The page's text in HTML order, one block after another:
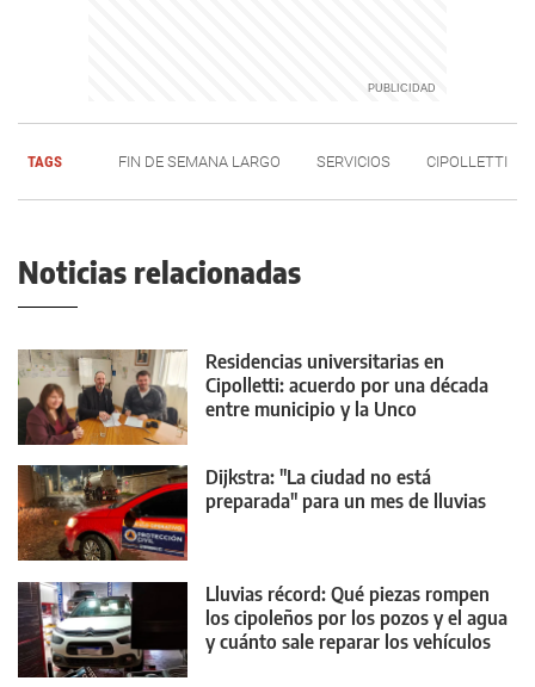
TAGS FIN DE SEMANA LARGO SERVICIOS CIPOLLETTI
Noticias relacionadas
Residencias universitarias en
Cipolletti: acuerdo por una década
entre municipio y la Unco
Dijkstra: "La ciudad no está
preparada" para un mes de lluvias
Lluvias récord: Qué piezas rompen
los cipoleños por los pozos y el agua
y cuánto sale reparar los vehículos